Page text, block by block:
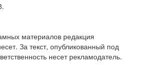
материалов редакция
За текст, опубликованный под
несет рекламодатель.